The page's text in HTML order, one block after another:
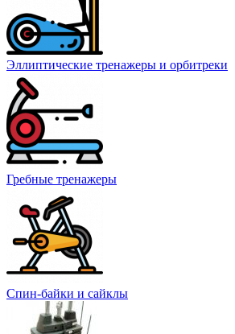
Эллиптические тренажеры и орбитреки
Гребные тренажеры
Спин-байки и сайклы